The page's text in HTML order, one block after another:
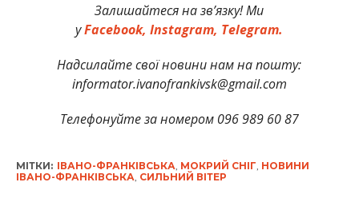
Залишайтеся на зв’язку! Ми
уFacebook, Instagram, Telegram.
Надсилайте свої новини нам на пошту:
informator.ivanofrankivsk@gmail.com
Телефонуйте за номером 096 989 60 87
МІТКИ: ІВАНО-ФРАНКІВСЬКА МОКРИЙ СНІГ НОВИНИ
ІВАНО-ФРАНКІВСЬКА СИЛЬНИЙ ВІТЕР